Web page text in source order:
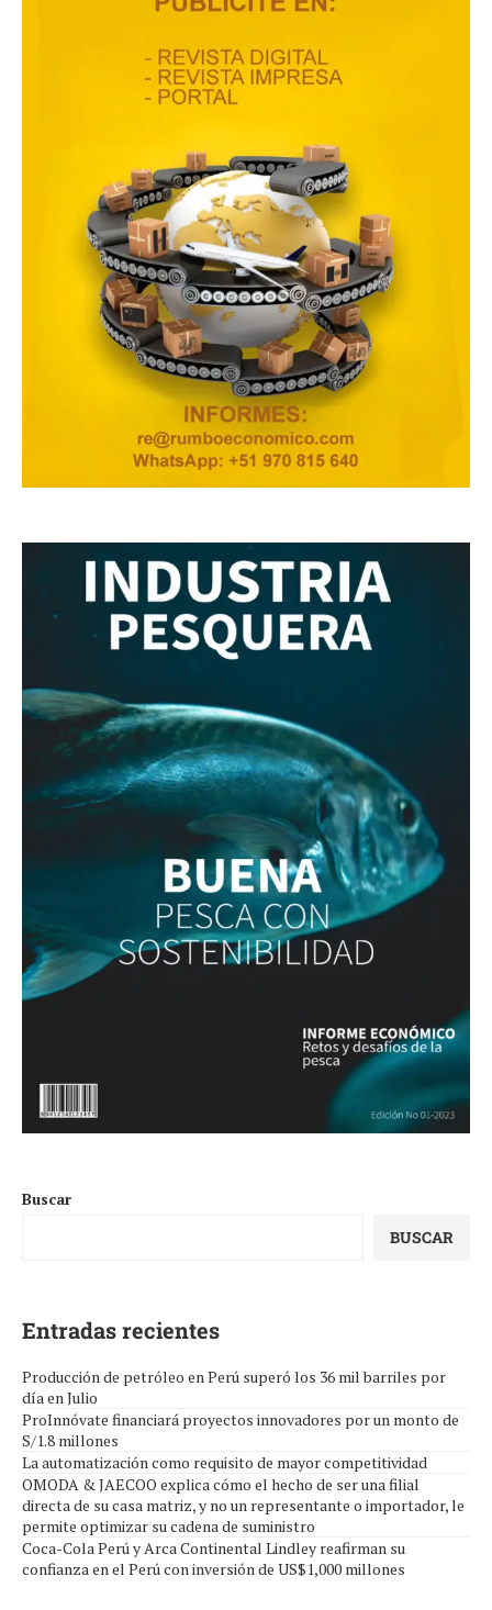
Buscar
BUSCAR
Entradas recientes
Producción de petróleo en Perú superó los 36 mil barriles por
día en Julio
ProInnóvate financiará proyectos innovadores por un monto de
S/1.8 millones
La automatización como requisito de mayor competitividad
OMODA & JAECOO explica cómo el hecho de ser una filial
directa de su casa matriz, y no un representante o importador, le
permite optimizar su cadena de suministro
Coca-Cola Perú y Arca Continental Lindley reafirman su
confianza en el Perú con inversión de US$1,000 millones